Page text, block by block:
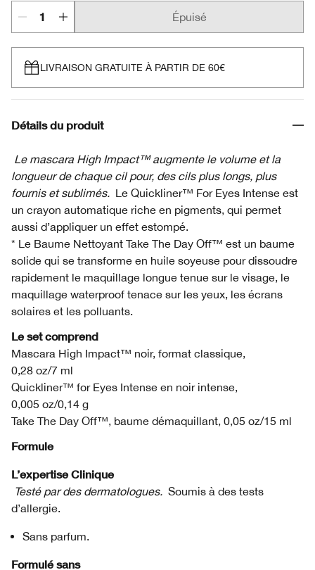
Épuisé
LIVRAISON GRATUITE À PARTIR DE 60€
Détails du produit
Le mascara High Impact™ augmente le volume et la
longueur de chaque cil pour, des cils plus longs, plus
fournis et sublimés. Le Quickliner™ For Eyes Intense est
un crayon automatique riche en pigments, qui permet
aussi d’appliquer un effet estompé.
* Le Baume Nettoyant Take The Day Off™ est un baume
solide qui se transforme en huile soyeuse pour dissoudre
rapidement le maquillage longue tenue sur le visage, le
maquillage waterproof tenace sur les yeux, les écrans
solaires et les polluants.
Le set comprend
Mascara High Impact™ noir, format classique,
0,28 oz/7 ml
Quickliner™ for Eyes Intense en noir intense,
0,005 oz/0,14 g
Take The Day Off™, baume démaquillant, 0,05 oz/15 ml
Formule
L’expertise Clinique
Testé par des dermatologues. Soumis à des tests
d’allergie.
Sans parfum.
Formulé sans